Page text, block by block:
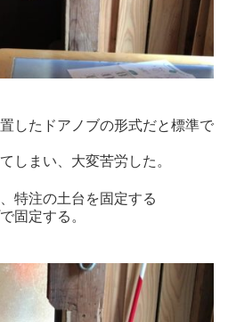
したドアノブの形式だと標準で
しまい、大変苦労した。
特注の土台を固定する
固定する。